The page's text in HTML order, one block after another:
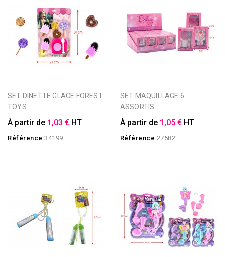
SET DINETTE GLACE FOREST
TOYS
À partir de 1,03 € HT
Référence 34199
SET MAQUILLAGE 6
ASSORTIS
À partir de 1,05 € HT
Référence 27582